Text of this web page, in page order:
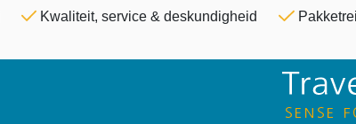
Kwaliteit, service & deskundigheid